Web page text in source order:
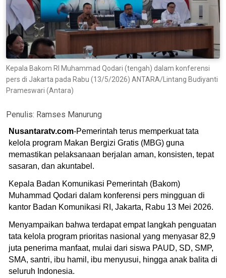
Kepala Bakom RI Muhammad Qodari (tengah) dalam konferensi
pers di Jakarta pada Rabu (13/5/2026) ANTARA/Lintang Budiyanti
Prameswari (Antara)
Penulis: Ramses Manurung
Nusantaratv.com-Pemerintah terus memperkuat tata
kelola program Makan Bergizi Gratis (MBG) guna
memastikan pelaksanaan berjalan aman, konsisten, tepat
sasaran, dan akuntabel.
Kepala Badan Komunikasi Pemerintah (Bakom)
Muhammad Qodari dalam konferensi pers mingguan di
kantor Badan Komunikasi RI, Jakarta, Rabu 13 Mei 2026.
Menyampaikan bahwa terdapat empat langkah penguatan
tata kelola program prioritas nasional yang menyasar 82,9
juta penerima manfaat, mulai dari siswa PAUD, SD, SMP,
SMA, santri, ibu hamil, ibu menyusui, hingga anak balita di
seluruh Indonesia.